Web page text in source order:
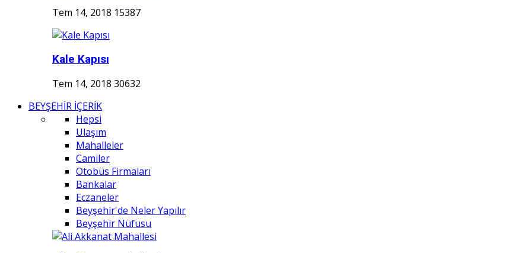
Tem 14, 2018 15387
Kale Kapısı
Tem 14, 2018 30632
BEYŞEHİR İÇERİK
Hepsi
Ulaşım
Mahalleler
Camiler
Otobüs Firmaları
Bankalar
Eczaneler
Beyşehir'de Neler Yapılır
Beyşehir Nüfusu